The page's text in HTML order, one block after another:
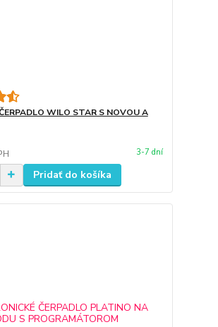
WILO STAR S NOVOU A
3-7 dní
Pridať do košíka